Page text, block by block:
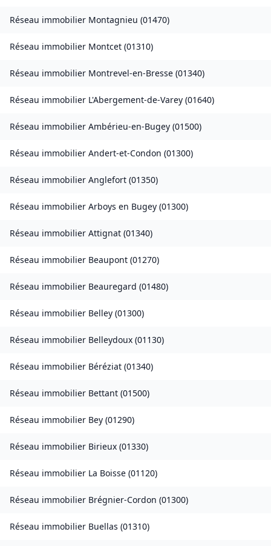
Réseau immobilier Montagnieu (01470)
Réseau immobilier Montcet (01310)
Réseau immobilier Montrevel-en-Bresse (01340)
Réseau immobilier L'Abergement-de-Varey (01640)
Réseau immobilier Ambérieu-en-Bugey (01500)
Réseau immobilier Andert-et-Condon (01300)
Réseau immobilier Anglefort (01350)
Réseau immobilier Arboys en Bugey (01300)
Réseau immobilier Attignat (01340)
Réseau immobilier Beaupont (01270)
Réseau immobilier Beauregard (01480)
Réseau immobilier Belley (01300)
Réseau immobilier Belleydoux (01130)
Réseau immobilier Béréziat (01340)
Réseau immobilier Bettant (01500)
Réseau immobilier Bey (01290)
Réseau immobilier Birieux (01330)
Réseau immobilier La Boisse (01120)
Réseau immobilier Brégnier-Cordon (01300)
Réseau immobilier Buellas (01310)